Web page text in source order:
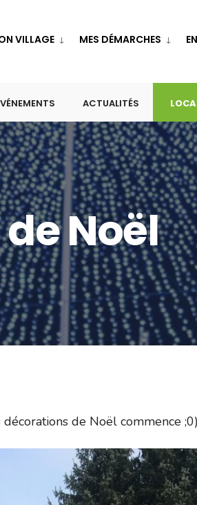
VILLAGE MES DÉMARCHES
ACTUALITÉS
Noël
de Noël commence ;0)